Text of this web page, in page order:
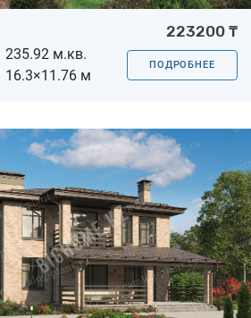
223200 ₸
235.92 м.кв.
16.3×11.76 м
ПОДРОБНЕЕ